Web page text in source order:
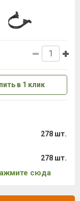
в 1 клик
278 шт.
278 шт.
сюда